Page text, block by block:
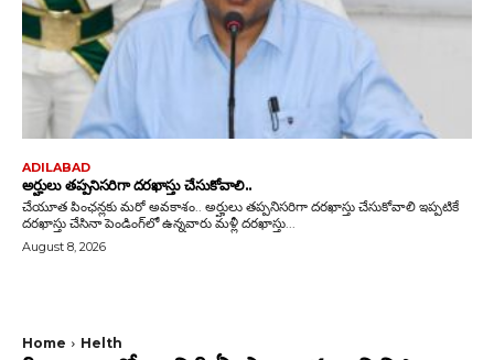
ADILABAD
అర్హులు తప్పనిసరిగా దరఖాస్తు చేసుకోవాలి..
చేయూత పింఛన్లకు మరో అవకాశం.. అర్హులు తప్పనిసరిగా దరఖాస్తు చేసుకోవాలి ఇప్పటికే
దరఖాస్తు చేసినా పెండింగ్‌లో ఉన్నవారు మళ్లీ దరఖాస్తు...
August 8, 2026